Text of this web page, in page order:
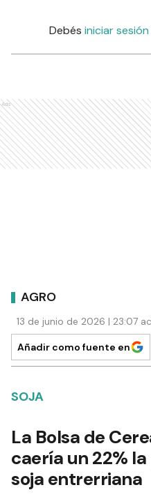
Debés iniciar sesión
Ads
AGRO
13 de junio de 2026 | 23:07
Añadir como fuente en
SOJA
La Bolsa de
caería un 22%
soja entrerriana